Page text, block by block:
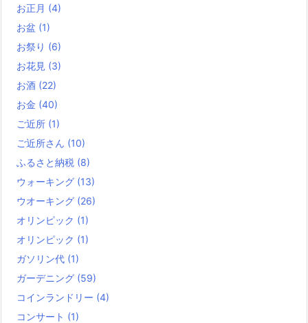
お正月 (4)
お盆 (1)
お祭り (6)
お花見 (3)
お酒 (22)
お金 (40)
ご近所 (1)
ご近所さん (10)
ふるさと納税 (8)
ウォーキング (13)
ウオーキング (26)
オリンピック (1)
オリンピック (1)
ガソリン代 (1)
ガーデニング (59)
コインランドリー (4)
コンサート (1)